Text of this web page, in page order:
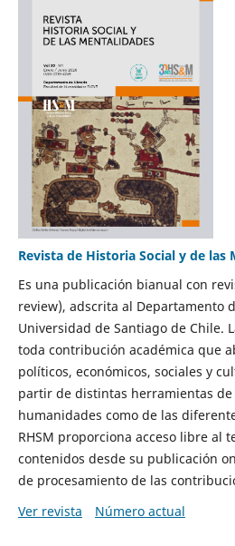
Revista de Historia Social y de las
Es una publicación bianual con
review), adscrita al Departamento
Universidad de Santiago de Chile.
toda contribución académica que
políticos, económicos, sociales y
partir de distintas herramientas
humanidades como de las
RHSM proporciona acceso libre al
contenidos desde su publicación
de procesamiento de las
Ver revista
Número actual